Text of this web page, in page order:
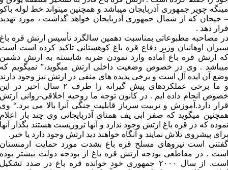
مینگه چویر جمهوری آذربایجان میباشد و همچنین میتواند خط لوله باکو
– جیحان که از شمال جمهوری آذربایجان خواهد گذاشت ، مورد تهدید
قرار دهد .
در مصاحبه مطبوعاتی بمناسبت دهمین سالگرد تأسیس ارتش قره باغ
سیران اوهانیان وزیر دفاع قره باغ کوهستانی تاکید کرده است است
که ارتش قره باغ آماده وارد نمودن ضربه شایسته به ارتش دشمن
میباشد . وی در خصوص وضعیت داخلی ارتش میگوید،” نمیگویم که
وضع آن ایده آل است و برخی پدیده های منفی در ارتش نیز وجود دارند
و ما برخی عملکردهای پیش گیرانه را ظرف ۲ سال اخیر در این
خصوص انجام داده ایم . در کانون توجه ما روحیه اخلاقی-روانی ارتش
قرار دارد.آموزش و تربیت سرباز قابلیت جنگی آنرا بالا می برد.“ وی
همچنین میگوید که صفر ابی یف همتای آذربایجانی وی چند بار اعلام
نموده که در قره باغ ارتش وجود ندارد و آنها تروریست هستند بگذار آنها
برای پیشروی تلاش نمایند و آنگاه خواهند دید ارتش وجود دارد یا خیر.
گفتنی است نیروهای مسلح قره باغ بشدت مورد حمایت ارمنستان
است . در مقاطعی بودجه ارتش قره باغ از بودجه دولت بیشتر بوده
است. از سال ۲۰۰۰ جمهوری خود خوانده قره باغ در صدد تشکیل